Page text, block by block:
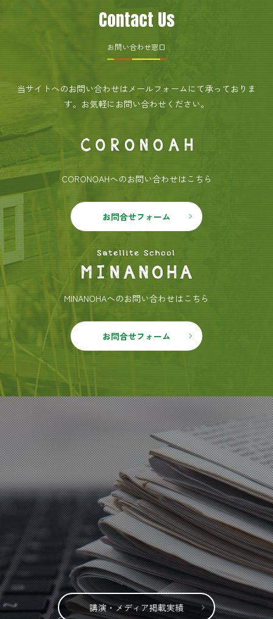
Contact Us
お問い合わせ窓口
当サイトへのお問い合わせはメールフォームにて承っておりま
す。 お気軽にお問い合わせください。
CORONOAHへのお問い合わせはこちら
お問合せフォーム
MINANOHAへのお問い合わせはこちら
お問合せフォーム
講演・メディア掲載実績